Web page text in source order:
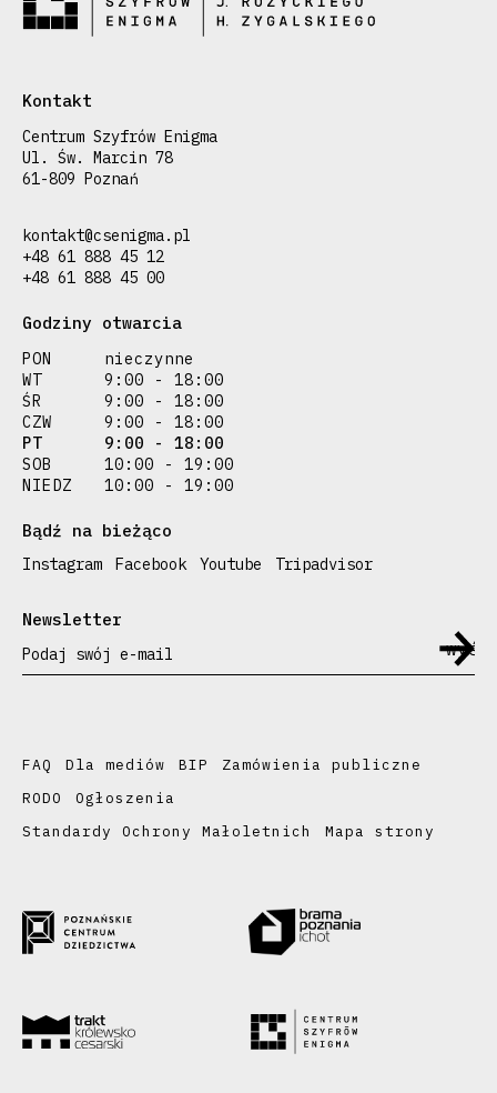
Kontakt
Centrum Szyfrów Enigma
Ul. Św. Marcin 78
61-809 Poznań
kontakt@csenigma.pl
+48 61 888 45 12
+48 61 888 45 00
Godziny otwarcia
PON
nieczynne
WT
9:00 - 18:00
ŚR
9:00 - 18:00
CZW
9:00 - 18:00
PT
9:00 - 18:00
SOB
10:00 - 19:00
NIEDZ
10:00 - 19:00
Bądź na bieżąco
Instagram Facebook Youtube Tripadvisor
Newsletter
Podaj swój e-mail
FAQ Dla mediów BIP
Zamówienia publiczne
RODO
Ogłoszenia
Standardy Ochrony Małoletnich
Mapa strony